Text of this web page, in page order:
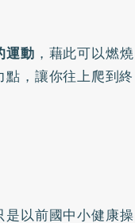
運動 ，藉此可以燃燒
，讓你往上爬到終
是以前國中小健康操